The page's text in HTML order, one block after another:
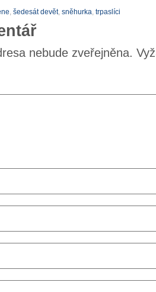
, šedesát devět, sněhurka, trpaslíci
nebude zveřejněna.